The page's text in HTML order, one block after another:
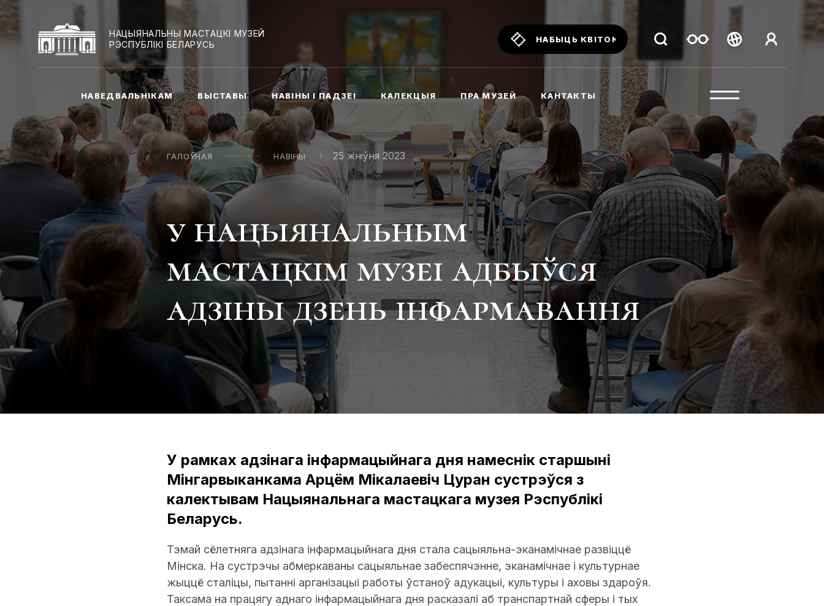
НАЦЫЯНАЛЬНЫ МАСТАЦКІ МУЗЕЙ
РЭСПУБЛІКІ БЕЛАРУСЬ
НАБЫЦЬ КВІТОК
Беларуская
Русский
English
НАВЕДВАЛЬНІКАМ ВЫСТАВЫ НАВІНЫ І ПАДЗЕІ КАЛЕКЦЫЯ ПРА МУЗЕЙ КАНТАКТЫ
ГАЛОЎНАЯ НАВІНЫ 25 жніўня 2023
у нацыянальным
мастацкім музеі адбыўся
адзіны дзень інфармавання
У рамках адзінага інфармацыйнага дня намеснік старшыні
Мінгарвыканкама Арцём Мікалаевіч Цуран сустрэўся з
калектывам Нацыянальнага мастацкага музея Рэспублікі
Беларусь.
Тэмай сёлетняга адзінага інфармацыйнага дня стала сацыяльна-эканамічнае развіццё
Мінска. На сустрэчы абмеркаваны сацыяльнае забеспячэнне, эканамічнае і культурнае
жыццё сталіцы, пытанні арганізацыі работы ўстаноў адукацыі, культуры і аховы здароўя.
Таксама на працягу аднаго інфармацыйнага дня расказалі аб транспартнай сферы і тых